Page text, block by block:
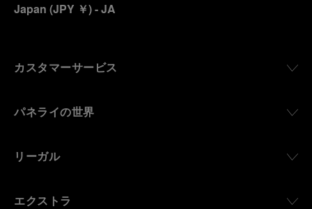
Japan (JPY ￥)- JA
カスタマーサービス
パネライの世界
リーガル
エクストラ